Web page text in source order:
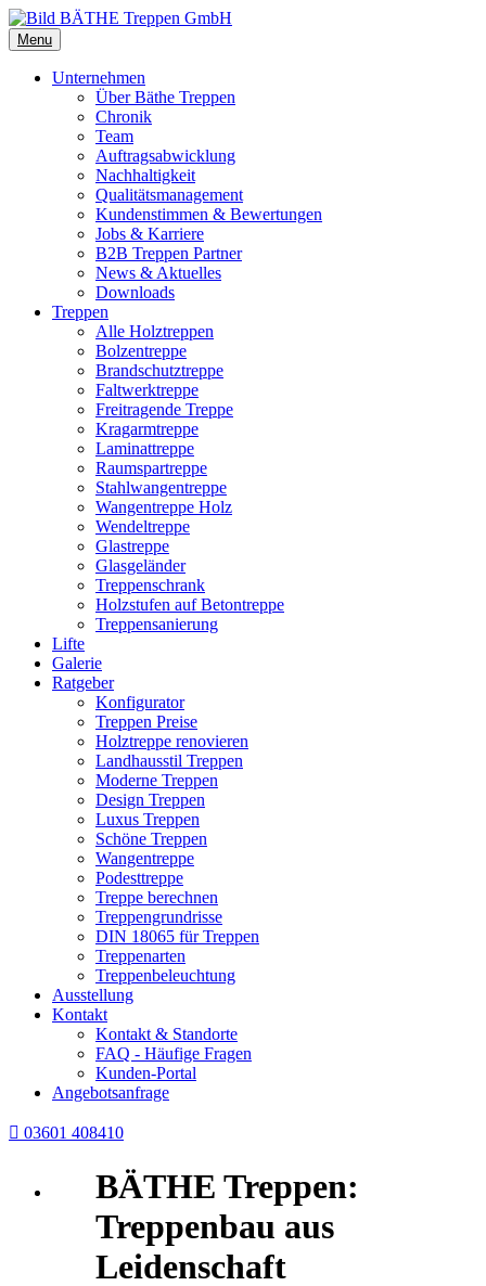
Menu
Unternehmen
Über Bäthe Treppen
Chronik
Team
Auftragsabwicklung
Nachhaltigkeit
Qualitätsmanagement
Kundenstimmen & Bewertungen
Jobs & Karriere
B2B Treppen Partner
News & Aktuelles
Downloads
Treppen
Alle Holztreppen
Bolzentreppe
Brandschutztreppe
Faltwerktreppe
Freitragende Treppe
Kragarmtreppe
Laminattreppe
Raumspartreppe
Stahlwangentreppe
Wangentreppe Holz
Wendeltreppe
Glastreppe
Glasgeländer
Treppenschrank
Holzstufen auf Betontreppe
Treppensanierung
Lifte
Galerie
Ratgeber
Konfigurator
Treppen Preise
Holztreppe renovieren
Landhausstil Treppen
Moderne Treppen
Design Treppen
Luxus Treppen
Schöne Treppen
Wangentreppe
Podesttreppe
Treppe berechnen
Treppengrundrisse
DIN 18065 für Treppen
Treppenarten
Treppenbeleuchtung
Ausstellung
Kontakt
Kontakt & Standorte
FAQ - Häufige Fragen
Kunden-Portal
Angebotsanfrage
 03601 408410
BÄTHE Treppen:
Treppenbau aus
Leidenschaft